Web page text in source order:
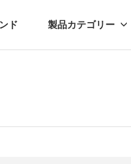
ド 製品カテゴリー